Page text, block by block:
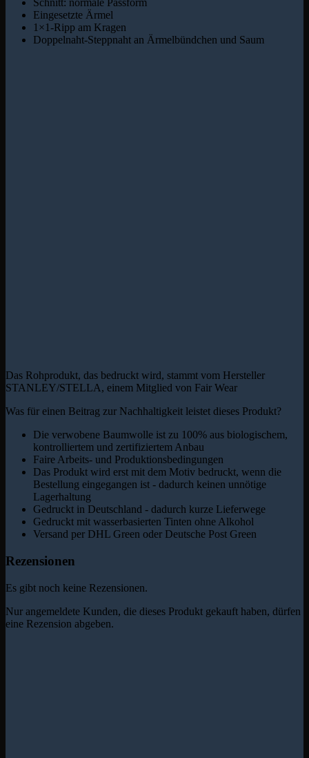
Schnitt: normale Passform
Eingesetzte Ärmel
1×1-Ripp am Kragen
Doppelnaht-Steppnaht an Ärmelbündchen und Saum
Das Rohprodukt, das bedruckt wird, stammt vom Hersteller
STANLEY/STELLA, einem Mitglied von Fair Wear
Was für einen Beitrag zur Nachhaltigkeit leistet dieses Produkt?
Die verwobene Baumwolle ist zu 100% aus biologischem,
kontrolliertem und zertifiziertem Anbau
Faire Arbeits- und Produktionsbedingungen
Das Produkt wird erst mit dem Motiv bedruckt, wenn die
Bestellung eingegangen ist - dadurch keinen unnötige
Lagerhaltung
Gedruckt in Deutschland - dadurch kurze Lieferwege
Gedruckt mit wasserbasierten Tinten ohne Alkohol
Versand per DHL Green oder Deutsche Post Green
Rezensionen
Es gibt noch keine Rezensionen.
Nur angemeldete Kunden, die dieses Produkt gekauft haben, dürfen
eine Rezension abgeben.